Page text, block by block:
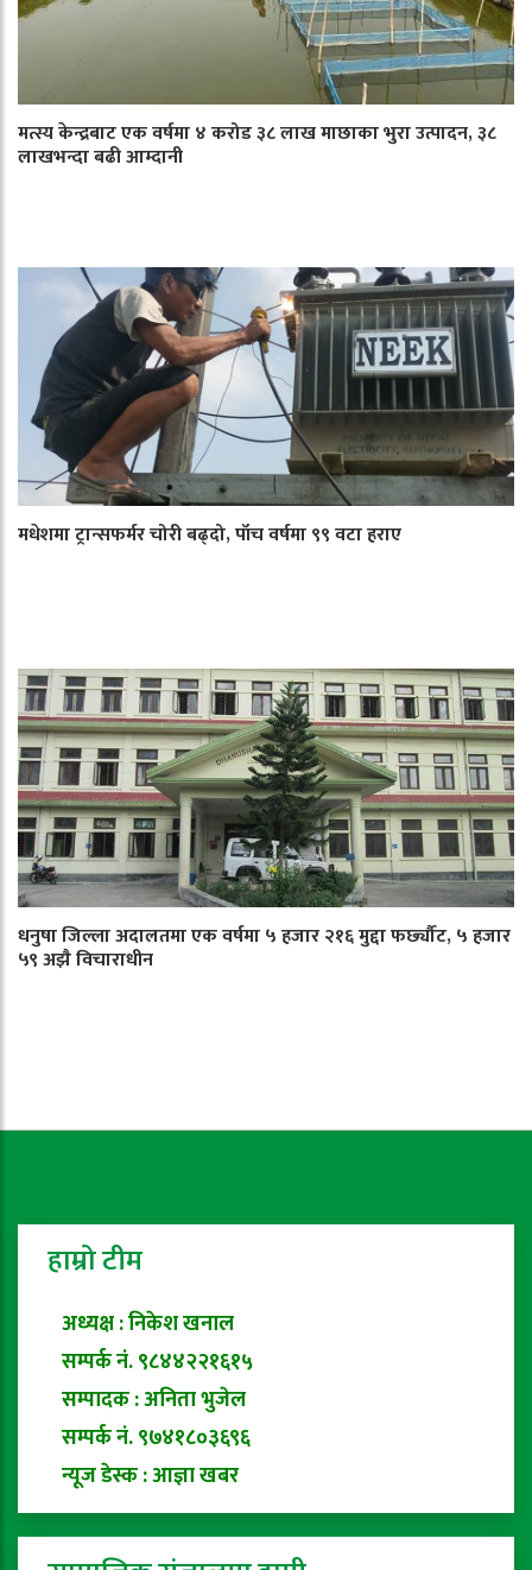
मत्स्य केन्द्रबाट एक वर्षमा ४ करोड ३८ लाख माछाका भुरा उत्पादन, ३८
लाखभन्दा बढी आम्दानी
मधेशमा ट्रान्सफर्मर चोरी बढ्दो, पाँच वर्षमा ९९ वटा हराए
धनुषा जिल्ला अदालतमा एक वर्षमा ५ हजार २१६ मुद्दा फर्छ्यौट, ५ हजार
५९ अझै विचाराधीन
हाम्रो टीम
अध्यक्ष : निकेश खनाल
सम्पर्क नं. ९८४४२२१६१५
सम्पादक : अनिता भुजेल
सम्पर्क नं. ९७४१८०३६९६
न्यूज डेस्क : आज्ञा खबर